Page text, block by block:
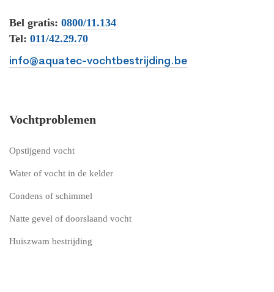
Bel gratis: 0800/11.134
Tel: 011/42.29.70
info@aquatec-vochtbestrijding.be
Vochtproblemen
Opstijgend vocht
Water of vocht in de kelder
Condens of schimmel
Natte gevel of doorslaand vocht
Huiszwam bestrijding